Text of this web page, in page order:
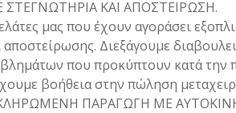
ΣΤΕΓΝΩΤΗΡΙΑ ΚΑΙ ΑΠΟΣΤΕΙΡΩΣΗ.
μας που έχουν αγοράσει
αποστείρωσης. Διεξάγουμε
που προκύπτουν κατά την
βοήθεια στην πώληση
ΠΑΡΑΓΩΓΗ ΜΕ